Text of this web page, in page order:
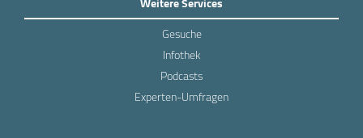
Gesuche
Infothek
Podcasts
Experten-Umfragen